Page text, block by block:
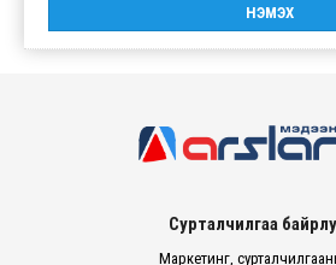
Сурталчилгаа
Маркетинг,